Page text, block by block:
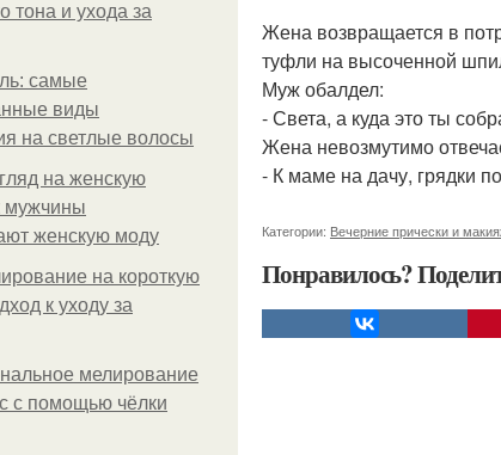
тона и ухода за
самые
виды
на светлые волосы
на женскую
мужчины
женскую моду
на короткую
к уходу за
мелирование
с помощью чёлки
Жена возвращается в
туфли на высоченной
Муж обалдел:
- Света, а куда это ты
Жена невозмутимо
- К маме на дачу, грядки
Категории: Вечерние прически и
Понравилось?